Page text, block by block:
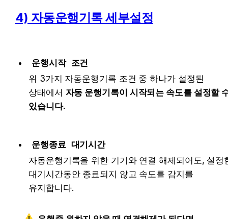
4) 자동운행기록 세부설정
운행시작 조건
위 3가지 자동운행기록 조건 중 하나가 설정된
상태에서 자동 운행기록이 시작되는 속도를 설정할
있습니다.
운행종료 대기시간
자동운행기록을 위한 기기와 연결 해제되어도, 설정
대기시간동안 종료되지 않고 속도를 감지를
유지합니다.